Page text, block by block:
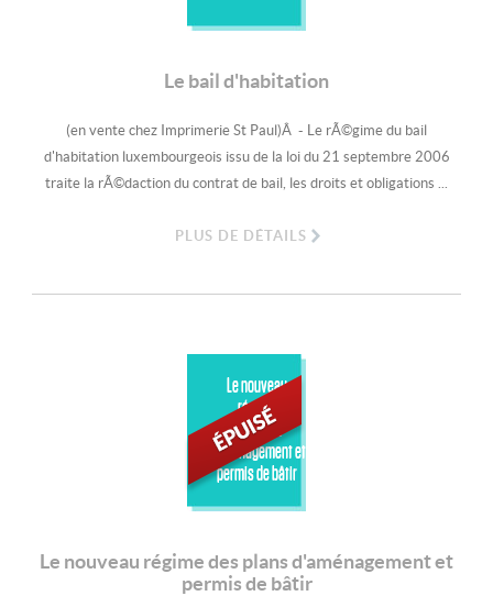
Le bail d'habitation
(en vente chez Imprimerie St Paul)Â - Le rÃ©gime du bail
d'habitation luxembourgeois issu de la loi du 21 septembre 2006
traite la rÃ©daction du contrat de bail, les droits et obligations ...
PLUS DE DÉTAILS
Le nouveau
régime
des plans
d'aménagement et
permis de bâtir
Le nouveau régime des plans d'aménagement et
permis de bâtir